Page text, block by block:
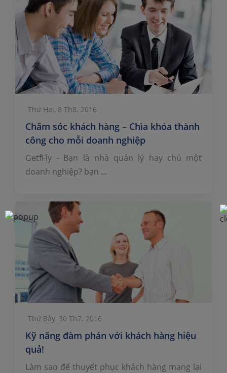
Thứ Hai, 8 Th8. 2016
Chăm sóc khách hàng – Chìa khóa thành
công cho mỗi doanh nghiệp
GetfFly - Bạn là nhà quản lý hay chủ một
doanh nghiệp? bạn …
Thứ Bảy, 30 Th7. 2016
Kỹ năng đàm phán với khách hàng hiệu
quả!
Làm sao để thuyết phục khách hàng mang lại